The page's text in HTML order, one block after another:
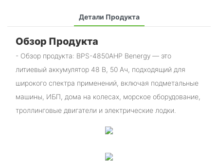
Детали Продукта
Обзор Продукта
- Обзор продукта: BPS-4850AHP Benergy — это
литиевый аккумулятор 48 В, 50 Ач, подходящий для
широкого спектра применений, включая подметальные
машины, ИБП, дома на колесах, морское оборудование,
троллинговые двигатели и электрические лодки.